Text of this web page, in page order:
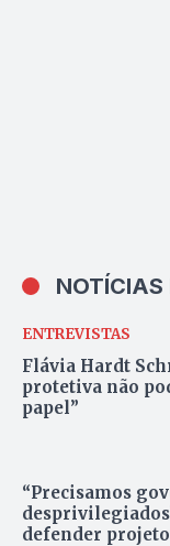
NOTÍCIAS
ENTREVISTAS
Flávia Hardt
protetiva não
papel”
“Precisamos
defender